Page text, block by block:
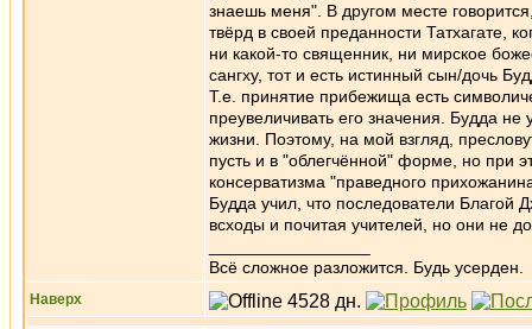
знаешь меня". В другом месте
твёрд в своей преданности
ни какой-то священник, ни мирское
сангху, тот и есть истинный сын/дочь
Т.е. принятие прибежища есть
преувеличивать его значения. Будда
жизни. Поэтому, на мой взгляд,
пусть и в "облегчённой" форме, но при
консерватизма "праведного
Будда учил, что последователи
всходы и почитая учителей, но они не
Всё сложное разложится. Будь усерден.
Наверх